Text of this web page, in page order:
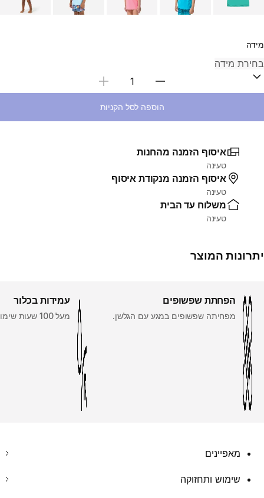
מידה
בחירת כמות
הוספה לסל הקניות
איסוף הזמנה מהחנות
טעינה
איסוף הזמנה מנקודת איסוף
טעינה
משלוח עד הבית
טעינה
יתרונות המוצר
הפחתת שפשופים
מפחיתה שפשופים במגע עם הגלשן.
עמידות בכלור
מעל 100 שעות שימוש.
מאפיינים
שימוש ותחזוקה